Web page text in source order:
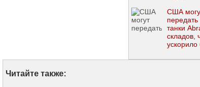
США
танки
складов,
Читайте также: